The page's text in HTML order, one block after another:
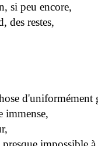
si peu encore,
des restes,
d'uniformément
immense,